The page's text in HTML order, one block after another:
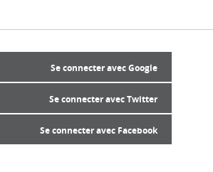
Se connecter avec Google
Se connecter avec Twitter
Se connecter avec Facebook